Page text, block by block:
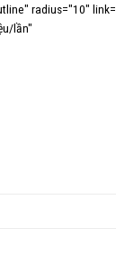
radius="10"
lần"